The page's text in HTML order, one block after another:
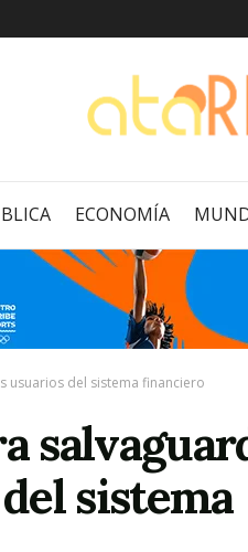
ECONOMÍA
usuarios del sistema financiero
sistema